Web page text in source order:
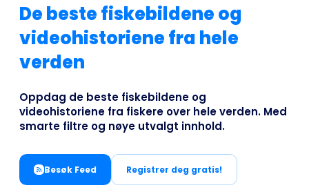
De beste fiskebildene og
videohistoriene fra hele
verden
Oppdag de beste fiskebildene og
videohistoriene fra fiskere over hele verden. Med
smarte filtre og nøye utvalgt innhold.
Besøk Feed Registrer deg gratis!